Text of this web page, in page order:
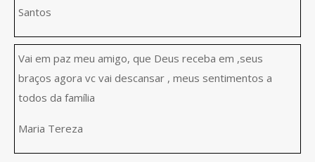
Santos
Vai em paz meu amigo, que Deus receba em ,seus
braços agora vc vai descansar , meus sentimentos a
todos da família
Maria Tereza